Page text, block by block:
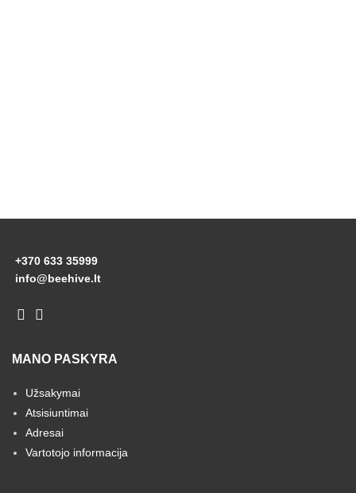
+370 633 35999
info@beehive.lt
MANO PASKYRA
Užsakymai
Atsisiuntimai
Adresai
Vartotojo informacija